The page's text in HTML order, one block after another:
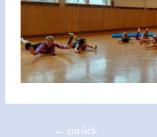
← zurück